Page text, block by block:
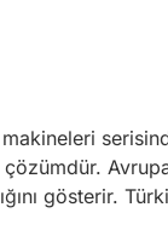
çözümdür.
gösterir.